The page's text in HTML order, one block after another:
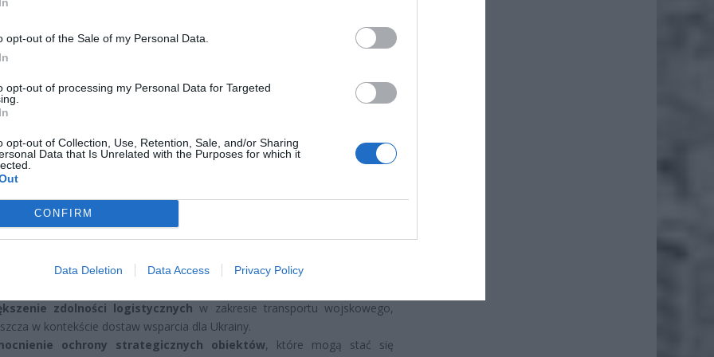
opt-out of the Sale of my Personal Data.
opt-out of processing my Personal Data for Targeted
opt-out of Collection, Use, Retention, Sale, and/or Sharing
Data that Is Unrelated with the Purposes for which it
CONFIRM
Data Deletion Data Access Privacy Policy
RÓWNIEŻ:
przecenił hit do kuchni. Air fryer tańszy aż o 150 zł, a to dopiero
2026 16:06
wciąż można składać
2026 12:56
że nowe rozwiązania mają na celu:
zdolności logistycznych w zakresie transportu wojskowego,
w kontekście dostaw wsparcia dla Ukrainy.
ochrony strategicznych obiektów, które mogą stać się